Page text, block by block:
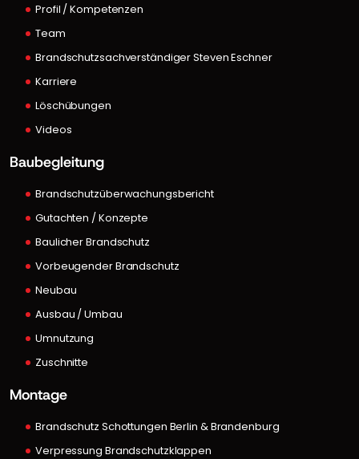
Profil / Kompetenzen
Team
Brandschutzsachverständiger Steven Eschner
Karriere
Löschübungen
Videos
Baubegleitung
Brandschutzüberwachungsbericht
Gutachten / Konzepte
Baulicher Brandschutz
Vorbeugender Brandschutz
Neubau
Ausbau / Umbau
Umnutzung
Zuschnitte
Montage
Brandschutz Schottungen Berlin & Brandenburg
Verpressung Brandschutzklappen